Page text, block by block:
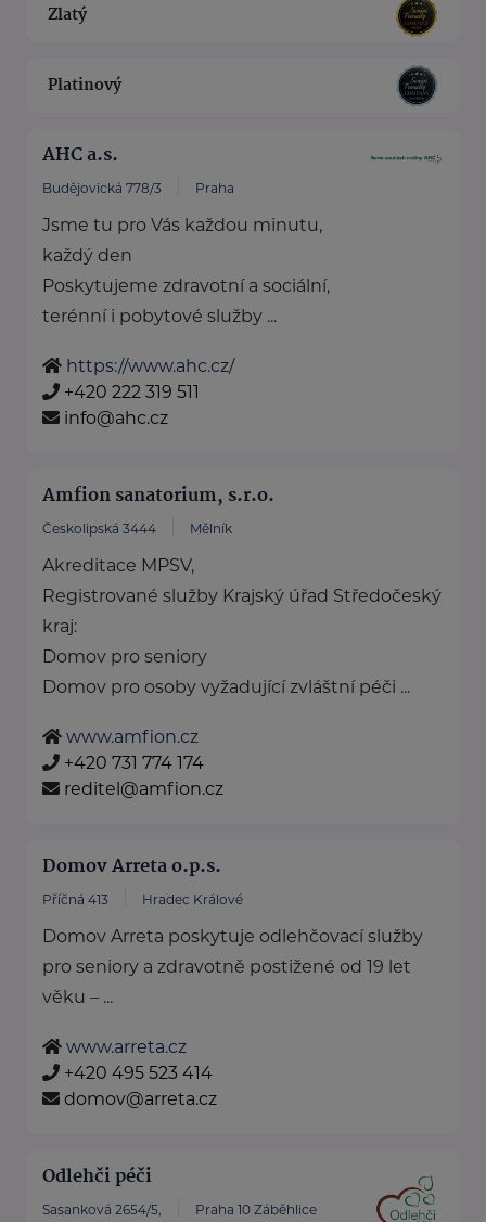
Zlatý
Platinový
AHC a.s.
Budějovická 778/3 Praha
Jsme tu pro Vás každou minutu,
každý den
Poskytujeme zdravotní a sociální,
terénní i pobytové služby ...
https://www.ahc.cz/
+420 222 319 511
info@ahc.cz
Amfion sanatorium, s.r.o.
Českolipská 3444 Mělník
Akreditace MPSV,
Registrované služby Krajský úřad Středočeský
kraj:
Domov pro seniory
Domov pro osoby vyžadující zvláštní péči ...
www.amfion.cz
+420 731 774 174
reditel@amfion.cz
Domov Arreta o.p.s.
Příčná 413 Hradec Králové
Domov Arreta poskytuje odlehčovací služby
pro seniory a zdravotně postižené od 19 let
věku – ...
www.arreta.cz
+420 495 523 414
domov@arreta.cz
Odlehči péči
Sasanková 2654/5, Praha 10 Záběhlice